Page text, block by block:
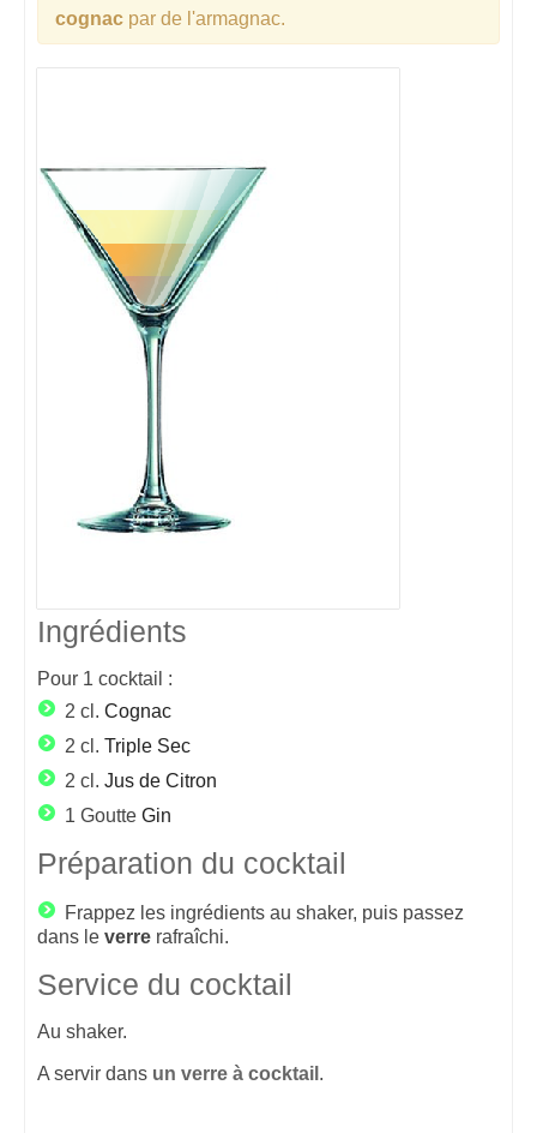
cognac par de l'armagnac.
Ingrédients
Pour 1 cocktail :
2 cl. Cognac
2 cl. Triple Sec
2 cl. Jus de Citron
1 Goutte Gin
Préparation du cocktail
Frappez les ingrédients au shaker, puis passez
dans le verre rafraîchi.
Service du cocktail
Au shaker.
A servir dans un verre à cocktail .